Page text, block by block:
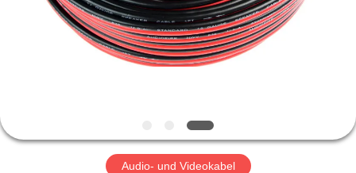
QUALITÄTSKONTROLLE
SIE
MIT
Audio- und Videokabel